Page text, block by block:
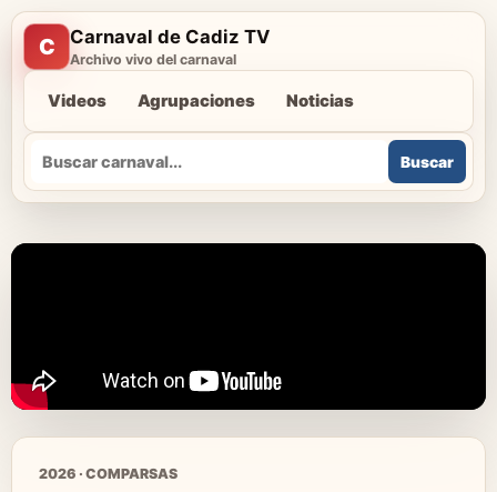
C Carnaval de Cadiz TV
Archivo vivo del carnaval
Videos Agrupaciones Noticias
Buscar
Buscar
2026 · COMPARSAS